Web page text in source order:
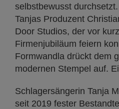
selbstbewusst
Tanjas Produzent
Door Studios, der vor
Firmenjubiläum feiern
Formwandla drückt dem
modernen Stempel auf.
Schlagersängerin Tanja
seit 2019 fester